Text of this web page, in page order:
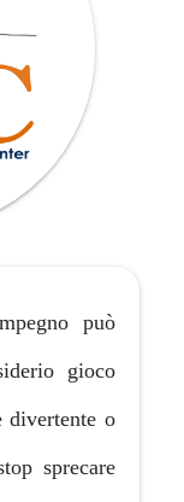
a lunga
sentire un
online dating
preferiresti